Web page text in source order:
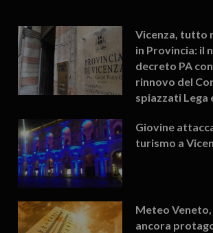
Vicenza, tutto
in Provincia: il
decreto PA
rinnovo del
spiazzati Lega
Giovine
turismo a
Meteo
ancora